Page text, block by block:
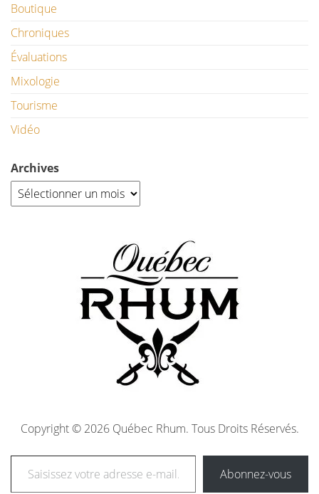
Boutique
Chroniques
Évaluations
Mixologie
Tourisme
Vidéo
Archives
Copyright © 2026 Québec Rhum. Tous Droits Réservés.
Abonnez-vous